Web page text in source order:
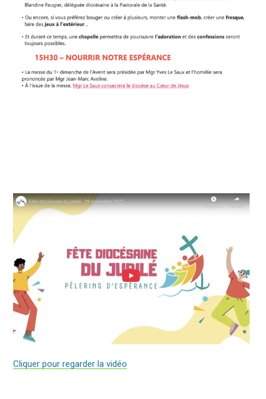
Cliquer pour regarder la vidéo